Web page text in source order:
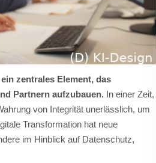
zentrales Element, das
Partnern aufzubauen. In einer Zeit,
von Integrität unerlässlich, um
Transformation hat neue
im Hinblick auf Datenschutz,